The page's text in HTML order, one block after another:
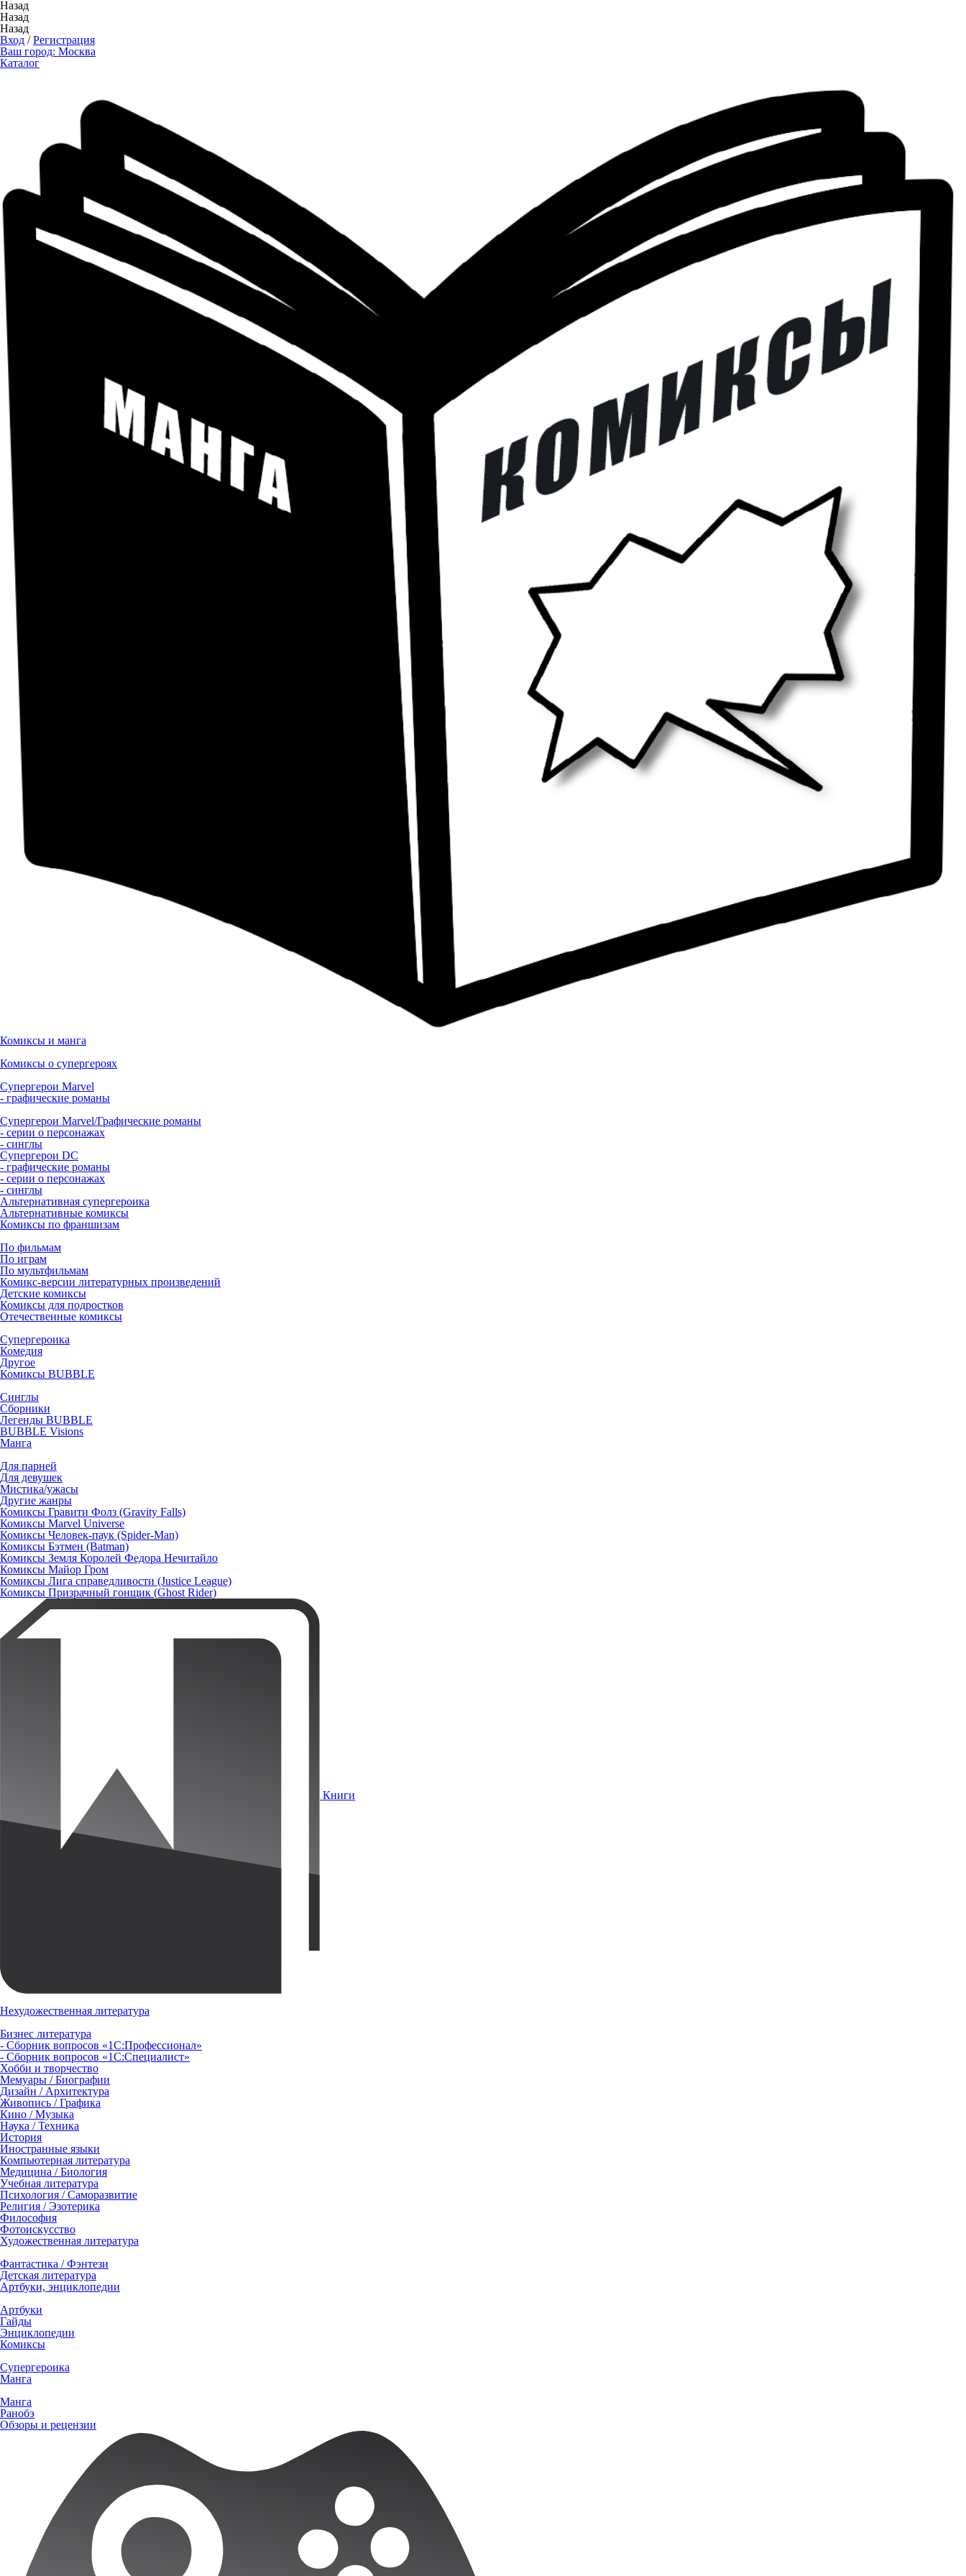
Назад
Назад
Назад
Вход /Регистрация
Ваш город: Москва
Каталог
Комиксы и манга
Комиксы о супергероях
Супергерои Marvel
- графические романы
Супергерои Marvel/Графические романы
- серии о персонажах
- синглы
Супергерои DC
- графические романы
- серии о персонажах
- синглы
Альтернативная супергероика
Альтернативные комиксы
Комиксы по франшизам
По фильмам
По играм
По мультфильмам
Комикс-версии литературных произведений
Детские комиксы
Комиксы для подростков
Отечественные комиксы
Супергероика
Комедия
Другое
Комиксы BUBBLE
Синглы
Сборники
Легенды BUBBLE
BUBBLE Visions
Манга
Для парней
Для девушек
Мистика/ужасы
Другие жанры
Комиксы Гравити Фолз (Gravity Falls)
Комиксы Marvel Universe
Комиксы Человек-паук (Spider-Man)
Комиксы Бэтмен (Batman)
Комиксы Земля Королей Федора Нечитайло
Комиксы Майор Гром
Комиксы Лига справедливости (Justice League)
Комиксы Призрачный гонщик (Ghost Rider)
Книги
Нехудожественная литература
Бизнес литература
- Сборник вопросов «1С:Профессионал»
- Сборник вопросов «1С:Специалист»
Хобби и творчество
Мемуары / Биографии
Дизайн / Архитектура
Живопись / Графика
Кино / Музыка
Наука / Техника
История
Иностранные языки
Компьютерная литература
Медицина / Биология
Учебная литература
Психология / Саморазвитие
Религия / Эзотерика
Философия
Фотоискусство
Художественная литература
Фантастика / Фэнтези
Детская литература
Артбуки, энциклопедии
Артбуки
Гайды
Энциклопедии
Комиксы
Супергероика
Манга
Манга
Ранобэ
Обзоры и рецензии